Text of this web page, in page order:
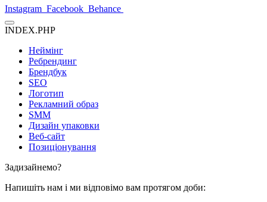
Instagram Facebook Behance
INDEX.PHP
Неймінг
Ребрендинг
Брендбук
SEO
Логотип
Рекламний образ
SMM
Дизайн упаковки
Веб-сайт
Позиціонування
Задизайнемо?
Напишіть нам і ми відповімо вам протягом доби: